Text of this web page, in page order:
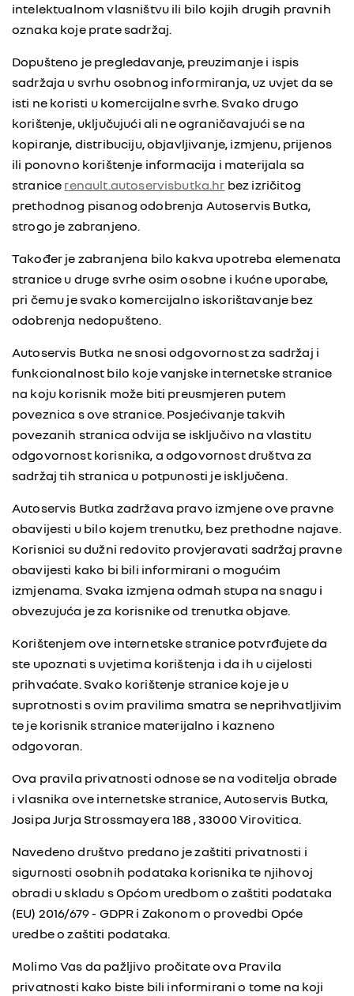
intelektualnom vlasništvu ili bilo kojih drugih pravnih
oznaka koje prate sadržaj.
Dopušteno je pregledavanje, preuzimanje i ispis
sadržaja u svrhu osobnog informiranja, uz uvjet da se
isti ne koristi u komercijalne svrhe. Svako drugo
korištenje, uključujući ali ne ograničavajući se na
kopiranje, distribuciju, objavljivanje, izmjenu, prijenos
ili ponovno korištenje informacija i materijala sa
stranice renault.autoservisbutka.hr bez izričitog
prethodnog pisanog odobrenja Autoservis Butka,
strogo je zabranjeno.
Također je zabranjena bilo kakva upotreba elemenata
stranice u druge svrhe osim osobne i kućne uporabe,
pri čemu je svako komercijalno iskorištavanje bez
odobrenja nedopušteno.
Autoservis Butka ne snosi odgovornost za sadržaj i
funkcionalnost bilo koje vanjske internetske stranice
na koju korisnik može biti preusmjeren putem
poveznica s ove stranice. Posjećivanje takvih
povezanih stranica odvija se isključivo na vlastitu
odgovornost korisnika, a odgovornost društva za
sadržaj tih stranica u potpunosti je isključena.
Autoservis Butka zadržava pravo izmjene ove pravne
obavijesti u bilo kojem trenutku, bez prethodne najave.
Korisnici su dužni redovito provjeravati sadržaj pravne
obavijesti kako bi bili informirani o mogućim
izmjenama. Svaka izmjena odmah stupa na snagu i
obvezujuća je za korisnike od trenutka objave.
Korištenjem ove internetske stranice potvrđujete da
ste upoznati s uvjetima korištenja i da ih u cijelosti
prihvaćate. Svako korištenje stranice koje je u
suprotnosti s ovim pravilima smatra se neprihvatljivim
te je korisnik stranice materijalno i kazneno
odgovoran.
Ova pravila privatnosti odnose se na voditelja obrade
i vlasnika ove internetske stranice, Autoservis Butka,
Josipa Jurja Strossmayera 188 , 33000 Virovitica.
Navedeno društvo predano je zaštiti privatnosti i
sigurnosti osobnih podataka korisnika te njihovoj
obradi u skladu s Općom uredbom o zaštiti podataka
(EU) 2016/679 - GDPR i Zakonom o provedbi Opće
uredbe o zaštiti podataka.
Molimo Vas da pažljivo pročitate ova Pravila
privatnosti kako biste bili informirani o tome na koji